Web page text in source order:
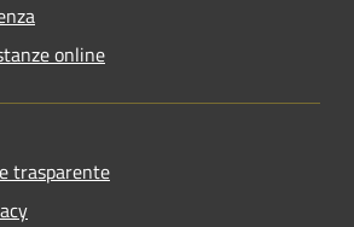
online
trasparente